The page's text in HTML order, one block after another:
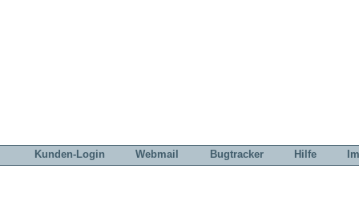
Kunden-Login Webmail Bugtracker Hilfe